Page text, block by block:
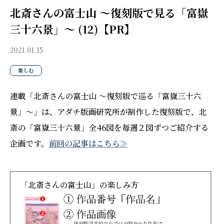
北斎さんの富士山 〜復刻版で見る「富嶽
三十六景」〜 (12)【PR】
2021.01.15
楽しむ
連載「北斎さんの富士山 〜復刻版で巡る「富嶽三十六
景」〜」は、アダチ版画研究所が制作した復刻版で、北
斎の「富嶽三十六景」全46図を毎週２図ずつご紹介する
企画です。 前回の記事はこちら≫
「北斎さんの富士山」の楽しみ方